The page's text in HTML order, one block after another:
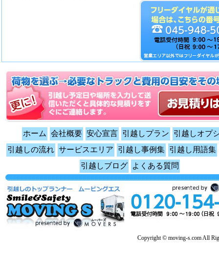
ホーム 会社概要 安心宣言 引越しプラン
引越しオプ
引越しの流れ サービスエリア 引越し事例集 引越し用語集
引越しブログ
よくある質問
Copyright © moving-s.com All